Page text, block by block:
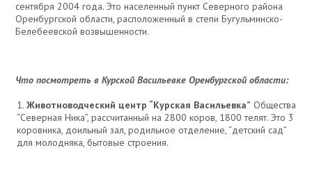
сентября 2004 года. Это населенный пункт Северного района
Оренбургской области, расположенный в степи Бугульминско-
Белебеевской возвышенности.
Что посмотреть в Курской Васильевке Оренбургской области:
Животноводческий центр “Курская Васильевка” Общества
“Северная Ника”, рассчитанный на 2800 коров, 1800 телят. Это 3
коровника, доильный зал, родильное отделение, “детский сад”
для молодняка, бытовые строения.